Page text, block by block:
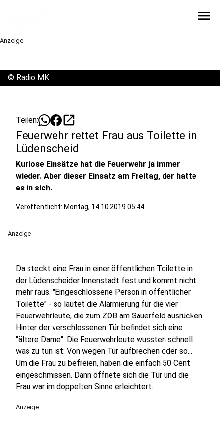
menu
Anzeige
© Radio MK
Teilen: open_in_new
Feuerwehr rettet Frau aus Toilette in
Lüdenscheid
Kuriose Einsätze hat die Feuerwehr ja immer
wieder. Aber dieser Einsatz am Freitag, der hatte
es in sich.
Veröffentlicht: Montag, 14.10.2019 05:44
Anzeige
Da steckt eine Frau in einer öffentlichen Toilette in
der Lüdenscheider Innenstadt fest und kommt nicht
mehr raus. "Eingeschlossene Person in öffentlicher
Toilette" - so lautet die Alarmierung für die vier
Feuerwehrleute, die zum ZOB am Sauerfeld ausrücken.
Hinter der verschlossenen Tür befindet sich eine
"ältere Dame". Die Feuerwehrleute wussten schnell,
was zu tun ist: Von wegen Tür aufbrechen oder so...
Um die Frau zu befreien, haben die einfach 50 Cent
eingeschmissen. Dann öffnete sich die Tür und die
Frau war im doppelten Sinne erleichtert.
Anzeige